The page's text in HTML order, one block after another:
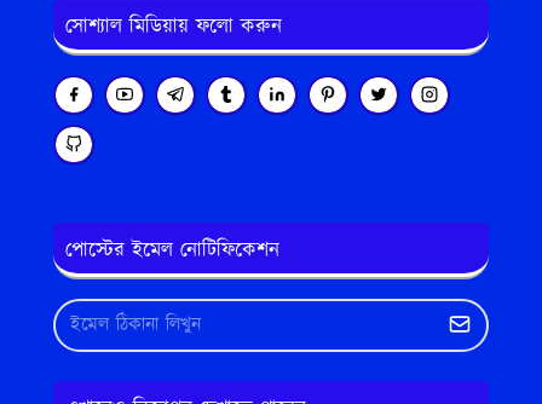
সোশ্যাল মিডিয়ায় ফলো করুন
পোস্টের ইমেল নোটিফিকেশন